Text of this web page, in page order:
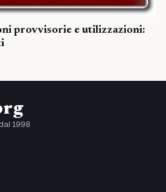
provvisorie e utilizzazioni:
1998